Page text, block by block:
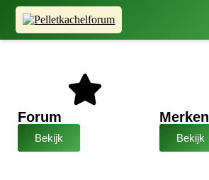
Forum
Bekijk
Merken
Bekijk